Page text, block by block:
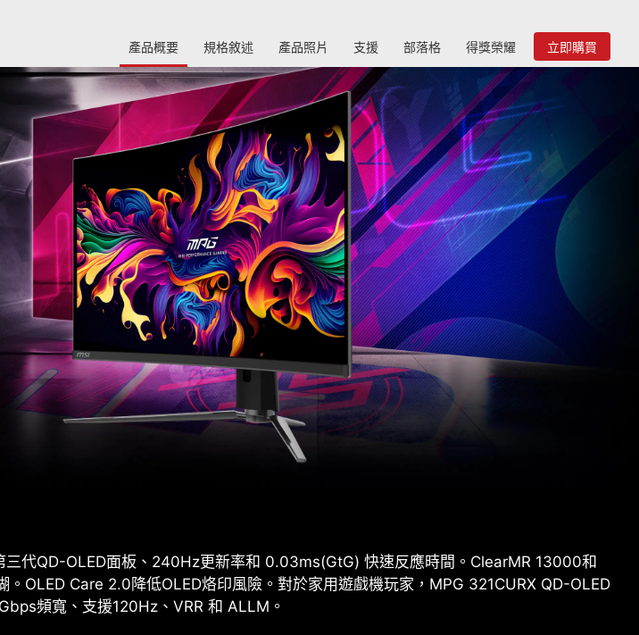
產品概要 規格敘述 產品照片 支援 部落格 得獎榮耀 立即購買
代QD-OLED面板、240Hz更新率和 0.03ms(GtG) 快速反應時間。ClearMR 13000和
OLED Care 2.0降低OLED烙印風險。對於家用遊戲機玩家，MPG 321CURX QD-OLED
頻寬、支援120Hz、VRR 和 ALLM。